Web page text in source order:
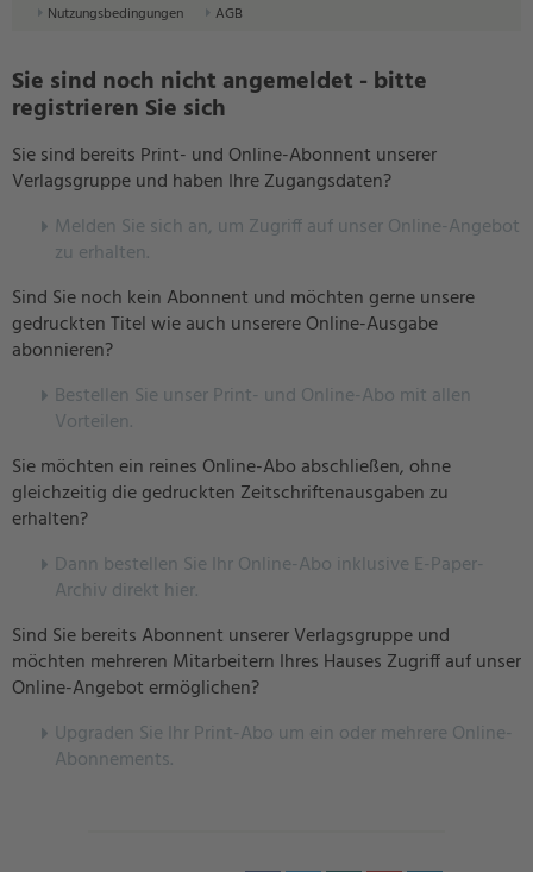
Nutzungsbedingungen AGB
Sie sind noch nicht angemeldet - bitte
registrieren Sie sich
Sie sind bereits Print- und Online-Abonnent unserer
Verlagsgruppe und haben Ihre Zugangsdaten?
Melden Sie sich an, um Zugriff auf unser Online-Angebot
zu erhalten.
Sind Sie noch kein Abonnent und möchten gerne unsere
gedruckten Titel wie auch unserere Online-Ausgabe
abonnieren?
Bestellen Sie unser Print- und Online-Abo mit allen
Vorteilen.
Sie möchten ein reines Online-Abo abschließen, ohne
gleichzeitig die gedruckten Zeitschriftenausgaben zu
erhalten?
Dann bestellen Sie Ihr Online-Abo inklusive E-Paper-
Archiv direkt hier.
Sind Sie bereits Abonnent unserer Verlagsgruppe und
möchten mehreren Mitarbeitern Ihres Hauses Zugriff auf unser
Online-Angebot ermöglichen?
Upgraden Sie Ihr Print-Abo um ein oder mehrere Online-
Abonnements.